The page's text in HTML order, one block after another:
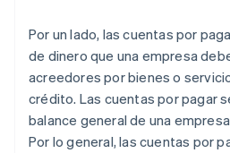
Usa datos y análisis
Reconoce y registra las
precisión
Por un lado, las cuentas por
de dinero que una empresa
acreedores por bienes o
crédito. Las cuentas por pagar
balance general de una
Por lo general, las cuentas por